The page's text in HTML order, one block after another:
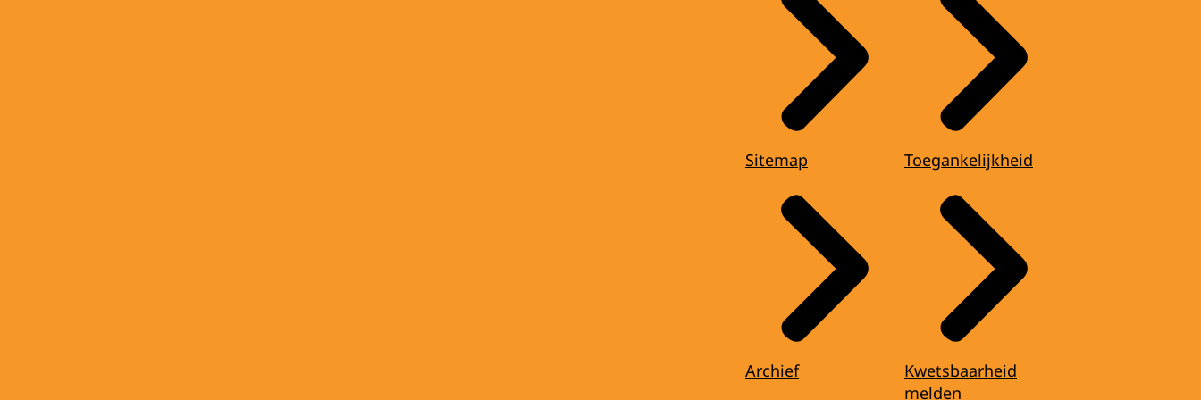
Sitemap
Archief
Toegankelijkheid
Kwetsbaarheid
melden